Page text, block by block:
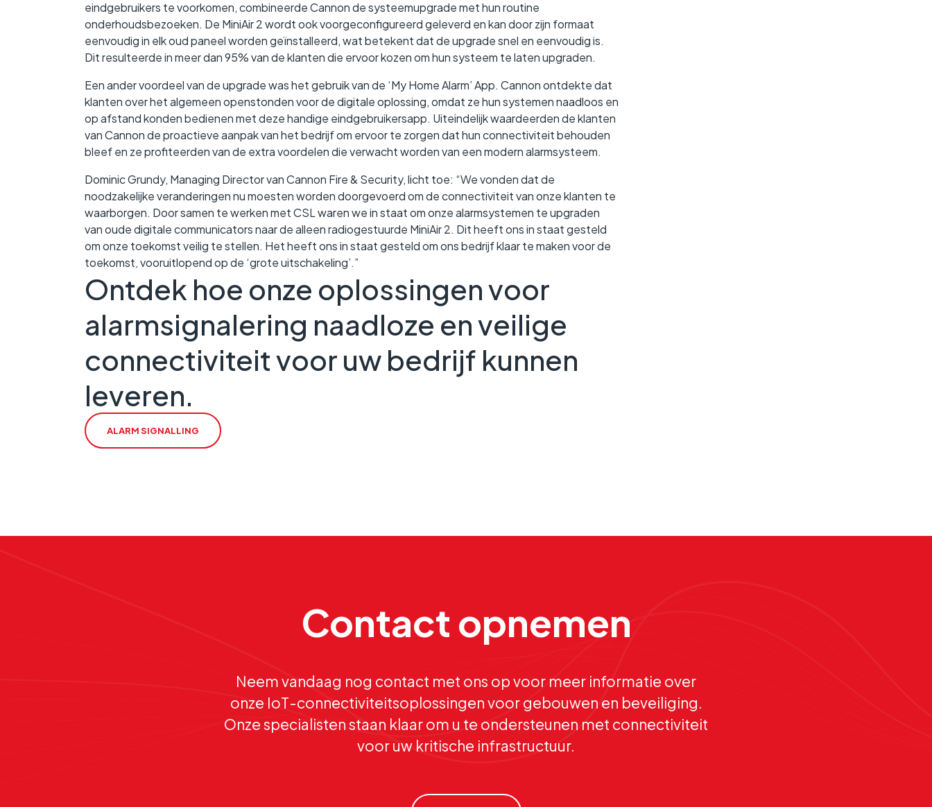
eindgebruikers te voorkomen, combineerde Cannon de systeemupgrade met hun routine
onderhoudsbezoeken. De MiniAir 2 wordt ook voorgeconfigureerd geleverd en kan door zijn formaat
eenvoudig in elk oud paneel worden geïnstalleerd, wat betekent dat de upgrade snel en eenvoudig is.
Dit resulteerde in meer dan 95% van de klanten die ervoor kozen om hun systeem te laten upgraden.
Een ander voordeel van de upgrade was het gebruik van de ‘My Home Alarm’ App. Cannon ontdekte dat
klanten over het algemeen openstonden voor de digitale oplossing, omdat ze hun systemen naadloos en
op afstand konden bedienen met deze handige eindgebruikersapp. Uiteindelijk waardeerden de klanten
van Cannon de proactieve aanpak van het bedrijf om ervoor te zorgen dat hun connectiviteit behouden
bleef en ze profiteerden van de extra voordelen die verwacht worden van een modern alarmsysteem.
Dominic Grundy, Managing Director van Cannon Fire & Security, licht toe: “We vonden dat de
noodzakelijke veranderingen nu moesten worden doorgevoerd om de connectiviteit van onze klanten te
waarborgen. Door samen te werken met CSL waren we in staat om onze alarmsystemen te upgraden
van oude digitale communicators naar de alleen radiogestuurde MiniAir 2. Dit heeft ons in staat gesteld
om onze toekomst veilig te stellen. Het heeft ons in staat gesteld om ons bedrijf klaar te maken voor de
toekomst, vooruitlopend op de ‘grote uitschakeling’.”
Ontdek hoe onze oplossingen voor
alarmsignalering naadloze en veilige
connectiviteit voor uw bedrijf kunnen
leveren.
ALARM SIGNALLING
Contact opnemen
Neem vandaag nog contact met ons op voor meer informatie over
onze IoT-connectiviteitsoplossingen voor gebouwen en beveiliging.
Onze specialisten staan klaar om u te ondersteunen met connectiviteit
voor uw kritische infrastructuur.